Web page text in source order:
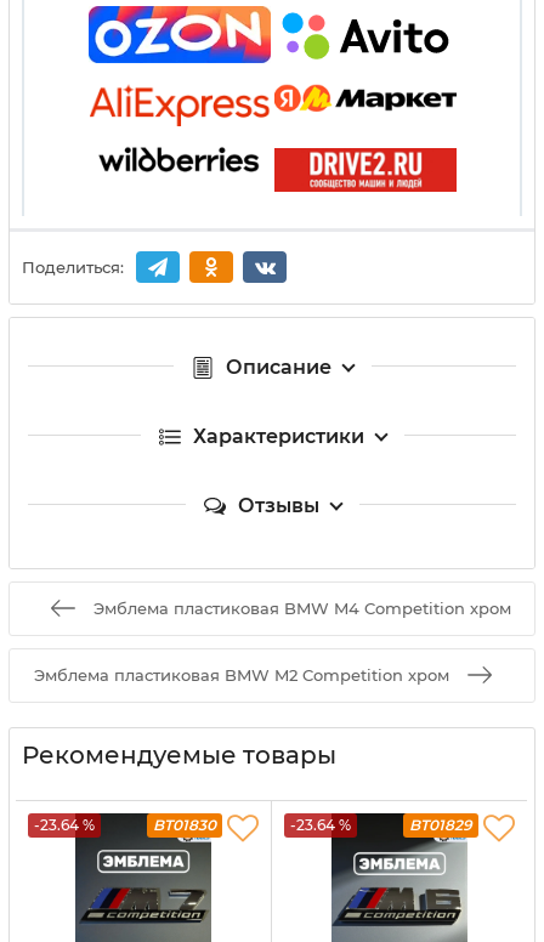
Поделиться:
Описание
Характеристики
Отзывы
Эмблема пластиковая BMW M4 Competition хром
Эмблема пластиковая BMW M2 Competition хром
Рекомендуемые товары
-23.64 % BT01830 -23.64 % BT01829